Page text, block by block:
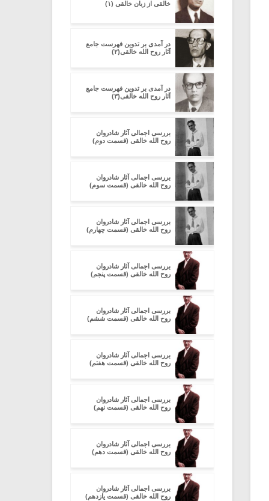
خالقى از زبان خالقی (۱)
در آمدی بر تدوین فهرست جامع
آثار روح الله خالقی(۲)
در آمدی بر تدوین فهرست جامع
آثار روح الله خالقی(۳)
بررسی اجمالی آثار شادروان
روح الله خالقی (قسمت دوم)
بررسی اجمالی آثار شادروان
روح الله خالقی (قسمت سوم)
بررسی اجمالی آثار شادروان
روح الله خالقی (قسمت چهارم)
بررسی اجمالی آثار شادروان
روح الله خالقی (قسمت پنجم)
بررسی اجمالی آثار شادروان
روح الله خالقی (قسمت ششم)
بررسی اجمالی آثار شادروان
روح الله خالقی (قسمت هفتم)
بررسی اجمالی آثار شادروان
روح الله خالقی (قسمت نهم)
بررسی اجمالی آثار شادروان
روح الله خالقی (قسمت دهم)
بررسی اجمالی آثار شادروان
روح الله خالقی (قسمت یازدهم)